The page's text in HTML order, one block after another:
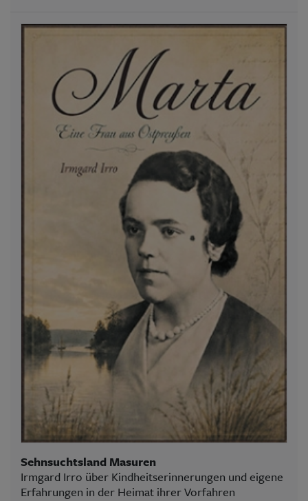
Sehnsuchtsland Masuren
Irmgard Irro über Kindheitserinnerungen und eigene
Erfahrungen in der Heimat ihrer Vorfahren